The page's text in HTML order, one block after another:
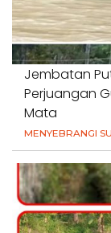
Jembatan
Perjuangan
Mata
MENYEBRANGI